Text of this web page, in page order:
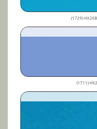
(1729)
(1711)